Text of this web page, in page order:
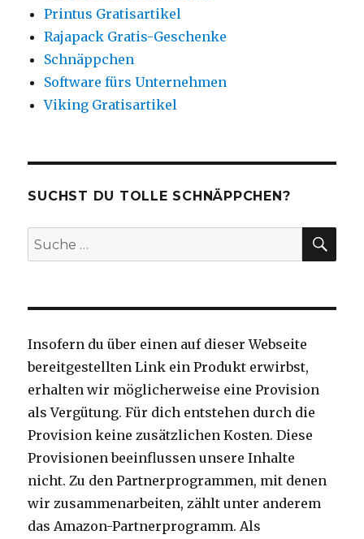
Printus Gratisartikel
Rajapack Gratis-Geschenke
Schnäppchen
Software fürs Unternehmen
Viking Gratisartikel
SUCHST DU TOLLE SCHNÄPPCHEN?
Suche
nach:
Insofern du über einen auf dieser Webseite
bereitgestellten Link ein Produkt erwirbst,
erhalten wir möglicherweise eine Provision
als Vergütung. Für dich entstehen durch die
Provision keine zusätzlichen Kosten. Diese
Provisionen beeinflussen unsere Inhalte
nicht. Zu den Partnerprogrammen, mit denen
wir zusammenarbeiten, zählt unter anderem
das Amazon-Partnerprogramm. Als